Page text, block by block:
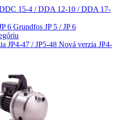
15-4 / DDA 12-10 / DDA 17-
Grundfos JP 5 / JP 6
Nová verzia JP4-